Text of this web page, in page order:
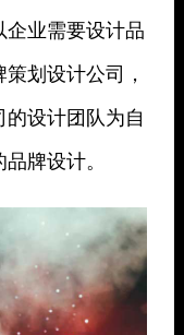
业需要设计品
划设计公司，
设计团队为自
牌设计。